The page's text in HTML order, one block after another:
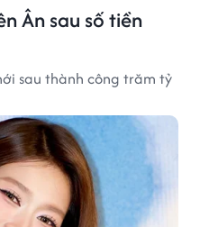
Ân sau số tiền
sau thành công trăm tỷ